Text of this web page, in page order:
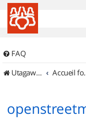
FAQ
UtagawaVTT (Randos VTT et VTTAE avec traces GPS)